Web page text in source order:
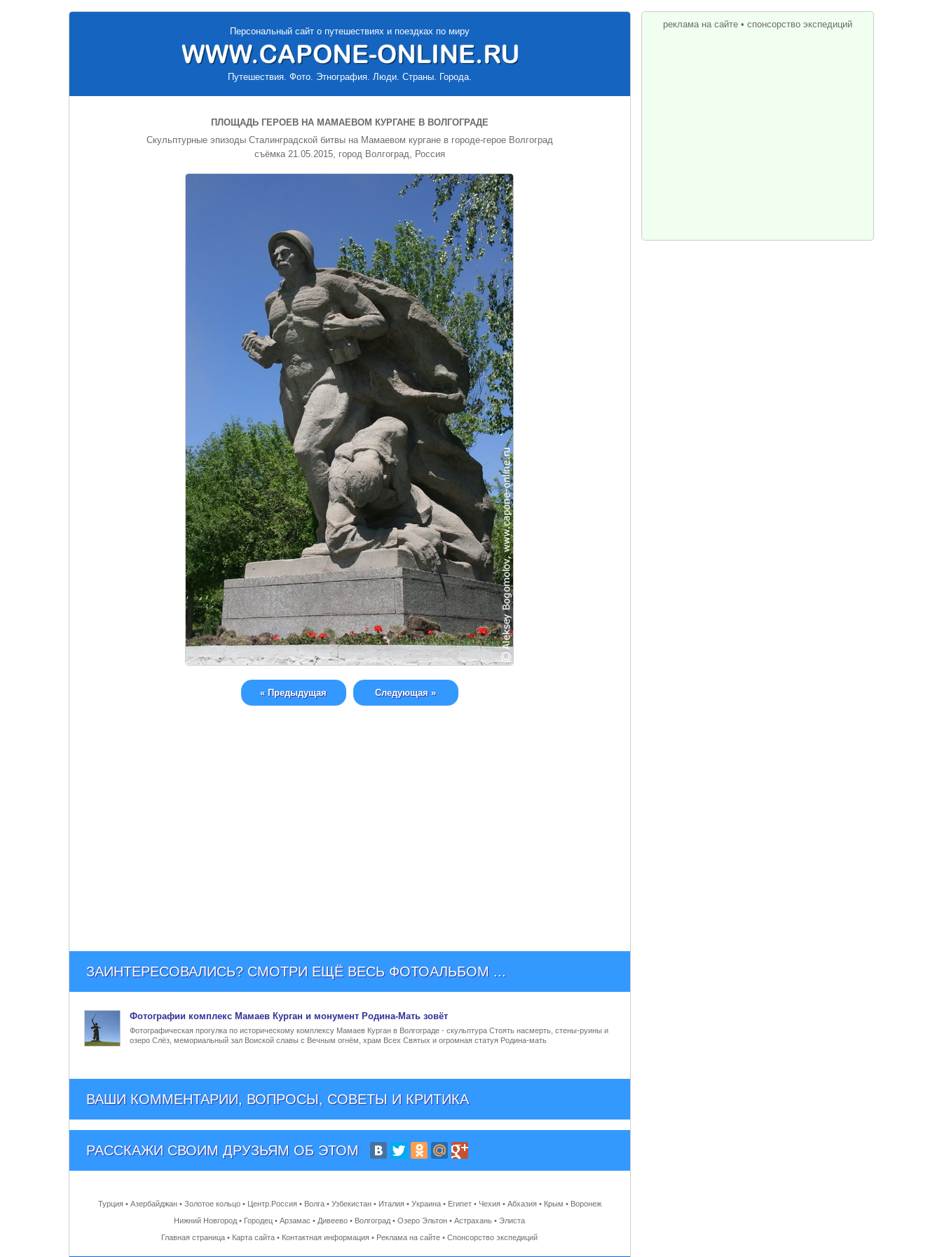
Персональный сайт о путешествиях и поездках по миру
Путешествия. Фото. Этнография. Люди. Страны. Города.
ПЛОЩАДЬ ГЕРОЕВ НА МАМАЕВОМ КУРГАНЕ В ВОЛГОГРАДЕ
Скульптурные эпизоды Сталинградской битвы на Мамаевом кургане в городе-герое Волгоград
съёмка 21.05.2015, город Волгоград, Россия
« Предыдущая Следующая »
ЗАИНТЕРЕСОВАЛИСЬ? СМОТРИ ЕЩЁ ВЕСЬ ФОТОАЛЬБОМ ...
Фотографии комплекс Мамаев Курган и монумент Родина-Мать зовёт
Фотографическая прогулка по историческому комплексу Мамаев Курган в Волгограде - скульптура Стоять насмерть, стены-руины и
озеро Слёз, мемориальный зал Воиской славы с Вечным огнём, храм Всех Святых и огромная статуя Родина-мать
ВАШИ КОММЕНТАРИИ, ВОПРОСЫ, СОВЕТЫ И КРИТИКА
РАССКАЖИ СВОИМ ДРУЗЬЯМ ОБ ЭТОМ
Турция• Азербайджан• Золотое кольцо• Центр.Россия• Волга• Узбекистан• Италия• Украина• Египет• Чехия• Абхазия• Крым • Воронеж
Нижний Новгород • Городец • Арзамас • Дивеево • Волгоград • Озеро Эльтон • Астрахань • Элиста
Главная страница • Карта сайта • Контактная информация • Реклама на сайте • Спонсорство экспедиций
реклама на сайте• спонсорство экспедиций